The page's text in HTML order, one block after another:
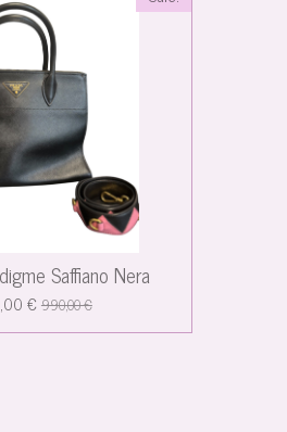
Saffiano Nera
€ 990,00 €